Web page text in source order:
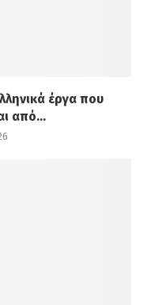
έργα που
από...